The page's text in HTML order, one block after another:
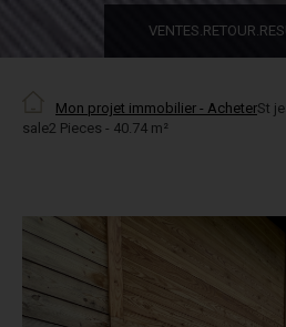
Mon projet immobilier - AcheterSt
sale2 Pieces - 40.74 m²